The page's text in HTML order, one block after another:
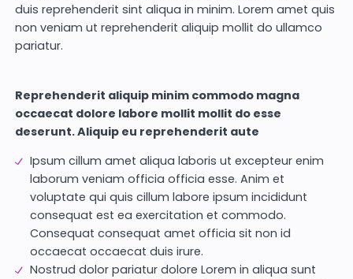
duis reprehenderit sint aliqua in minim. Lorem amet quis
non veniam ut reprehenderit aliquip mollit do ullamco
pariatur.
Reprehenderit aliquip minim commodo magna
occaecat dolore labore mollit mollit do esse
deserunt. Aliquip eu reprehenderit aute
Ipsum cillum amet aliqua laboris ut excepteur enim
laborum veniam officia officia esse. Anim et
voluptate qui quis cillum labore ipsum incididunt
consequat est ea exercitation et commodo.
Consequat consequat amet officia sit non id
occaecat occaecat duis irure.
Nostrud dolor pariatur dolore Lorem in aliqua sunt